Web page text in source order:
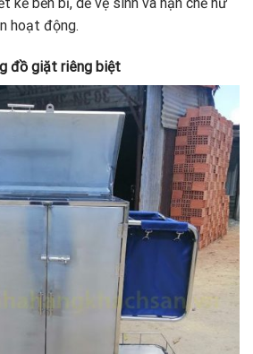
hoạt động.
đồ giặt riêng biệt